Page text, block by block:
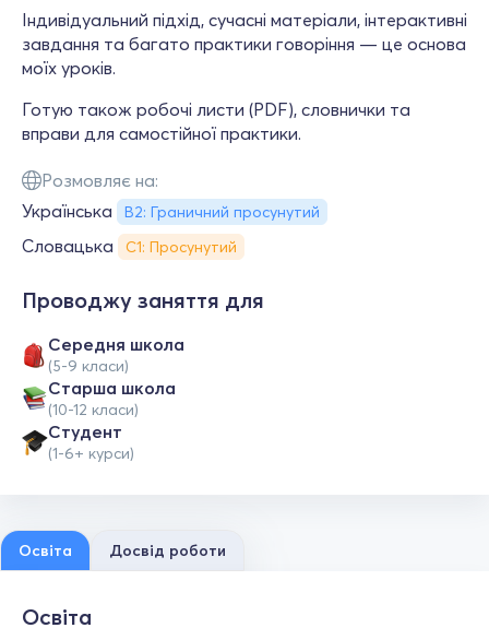
Індивідуальний підхід, сучасні матеріали, інтерактивні
завдання та багато практики говоріння — це основа
моїх уроків.
Готую також робочі листи (PDF), словнички та
вправи для самостійної практики.
Розмовляє на:
Українська
B2: Граничний просунутий
Словацька С1: Просунутий
Проводжу заняття для
Середня школа
(5-9 класи)
Старша школа
(10-12 класи)
Студент
(1-6+ курси)
Освіта Досвід роботи
Освіта